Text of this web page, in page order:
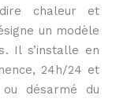
dire chaleur et
un modèle
Il s’installe en
24h/24 et
désarmé du